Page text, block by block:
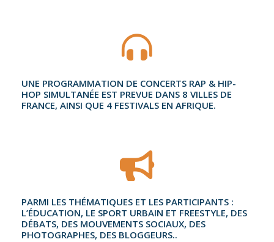
UNE PROGRAMMATION DE CONCERTS RAP & HIP-
HOP SIMULTANÉE EST PREVUE DANS 8 VILLES DE
FRANCE, AINSI QUE 4 FESTIVALS EN AFRIQUE.
PARMI LES THÉMATIQUES ET LES PARTICIPANTS :
L’ÉDUCATION, LE SPORT URBAIN ET FREESTYLE, DES
DÉBATS, DES MOUVEMENTS SOCIAUX, DES
PHOTOGRAPHES, DES BLOGGEURS..